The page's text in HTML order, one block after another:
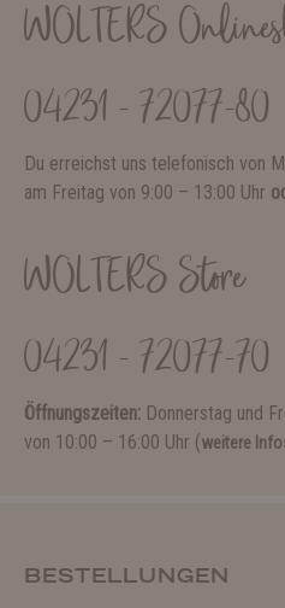
WOLTERS
04231 - 72077-80
Du erreichst uns telefonisch von
am Freitag von 9:00 – 13:00 Uhr
WOLTERS Store
04231 - 72077-70
Öffnungszeiten: Donnerstag und
von 10:00 – 16:00 Uhr (weitere
BESTELLUNGEN